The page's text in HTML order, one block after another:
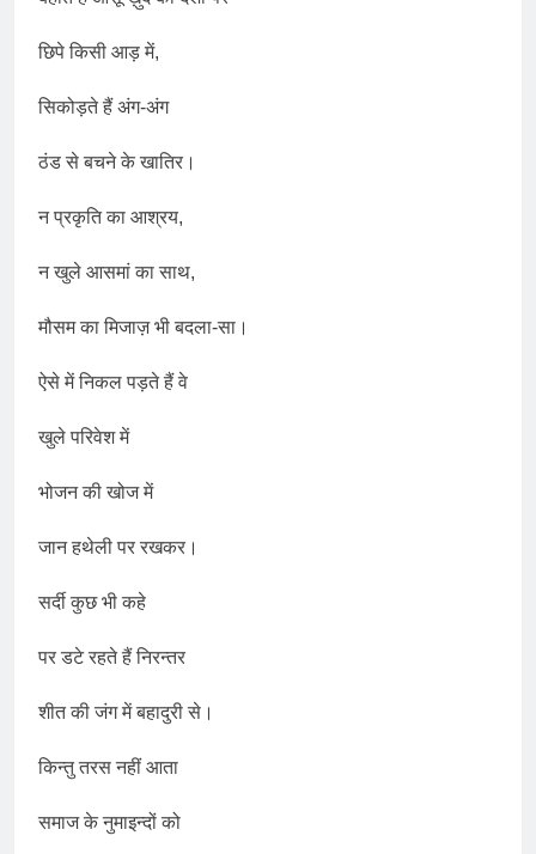
छिपे किसी आड़ में,
सिकोड़ते हैं अंग-अंग
ठंड से बचने के खातिर।
न प्रकृति का आश्रय,
न खुले आसमां का साथ,
मौसम का मिजाज़ भी बदला-सा।
ऐसे में निकल पड़ते हैं वे
खुले परिवेश में
भोजन की खोज में
जान हथेली पर रखकर।
सर्दी कुछ भी कहे
पर डटे रहते हैं निरन्तर
शीत की जंग में बहादुरी से।
किन्तु तरस नहीं आता
समाज के नुमाइन्दों को